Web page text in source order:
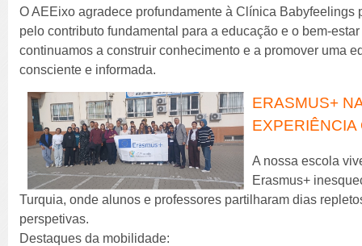
O AEEixo agradece profundamente à Clínica
pelo contributo fundamental para a educação e o bem-
continuamos a construir conhecimento e a promover uma
consciente e informada.
ERASMUS+
EXPERIÊNCIA
A nossa escola
Erasmus+
Turquia, onde alunos e professores partilharam dias
perspetivas.
Destaques da mobilidade: